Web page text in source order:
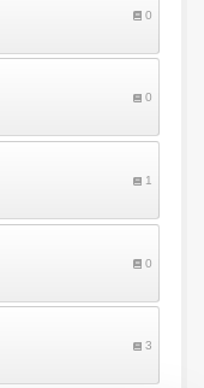
0
0
1
0
3